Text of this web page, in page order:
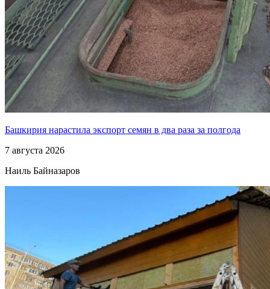
Башкирия нарастила экспорт семян в два раза за полгода
7 августа 2026
Наиль Байназаров